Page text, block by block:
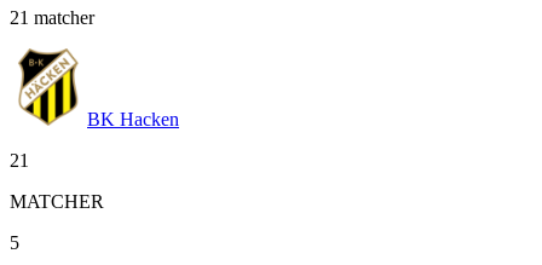
21 matcher
BK Hacken
21
MATCHER
5